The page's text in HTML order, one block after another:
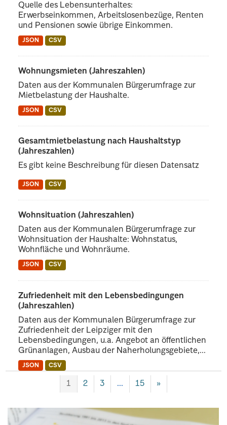
Quelle des Lebensunterhaltes:
Erwerbseinkommen, Arbeitslosenbezüge, Renten
und Pensionen sowie übrige Einkommen.
JSON CSV
Wohnungsmieten (Jahreszahlen)
Daten aus der Kommunalen Bürgerumfrage zur
Mietbelastung der Haushalte.
JSON CSV
Gesamtmietbelastung nach Haushaltstyp
(Jahreszahlen)
Es gibt keine Beschreibung für diesen Datensatz
JSON CSV
Wohnsituation (Jahreszahlen)
Daten aus der Kommunalen Bürgerumfrage zur
Wohnsituation der Haushalte: Wohnstatus,
Wohnfläche und Wohnräume.
JSON CSV
Zufriedenheit mit den Lebensbedingungen
(Jahreszahlen)
Daten aus der Kommunalen Bürgerumfrage zur
Zufriedenheit der Leipziger mit den
Lebensbedingungen, u.a. Angebot an öffentlichen
Grünanlagen, Ausbau der Naherholungsgebiete,...
JSON CSV
1 2 3 ... 15 »